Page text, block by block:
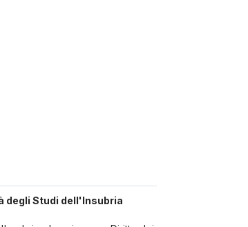
degli Studi dell'Insubria